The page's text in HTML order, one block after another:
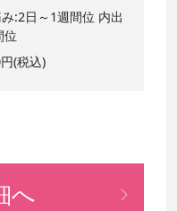
:2日～1週間位 内出
位
(税込)
へ